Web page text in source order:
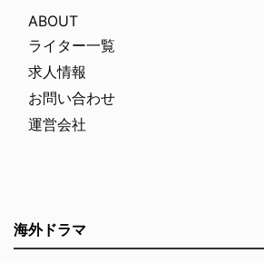
ABOUT
ライター一覧
求人情報
お問い合わせ
運営会社
海外ドラマ